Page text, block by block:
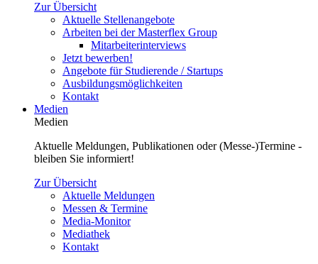
Zur Übersicht
Aktuelle Stellenangebote
Arbeiten bei der Masterflex Group
Mitarbeiterinterviews
Jetzt bewerben!
Angebote für Studierende / Startups
Ausbildungsmöglichkeiten
Kontakt
Medien
Medien
Aktuelle Meldungen, Publikationen oder (Messe-)Termine -
bleiben Sie informiert!
Zur Übersicht
Aktuelle Meldungen
Messen & Termine
Media-Monitor
Mediathek
Kontakt